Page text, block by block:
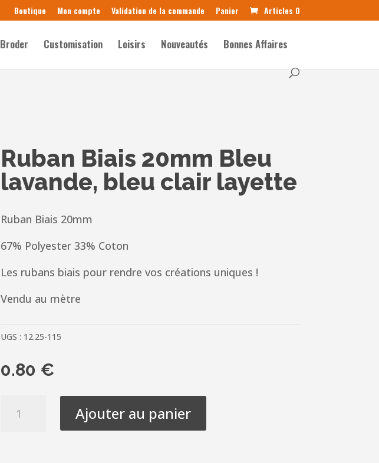
Boutique Mon compte Validation de la commande Panier Articles 0
Broder Customisation Loisirs Nouveautés Bonnes Affaires
Ruban Biais 20mm Bleu
lavande, bleu clair layette
Ruban Biais 20mm
67% Polyester 33% Coton
Les rubans biais pour rendre vos créations uniques !
Vendu au mètre
UGS : 12.25-115
0.80 €
Ajouter au panier